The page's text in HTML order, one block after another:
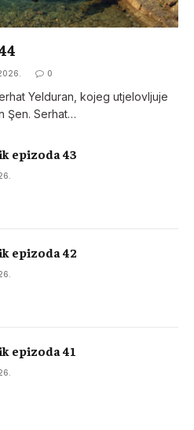
0
Yelduran, kojeg utjelovljuje
Şen. Serhat…
epizoda 43
epizoda 42
epizoda 41